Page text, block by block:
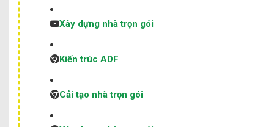
Xây dựng nhà trọn gói
Kiến trúc ADF
Cải tạo nhà trọn gói